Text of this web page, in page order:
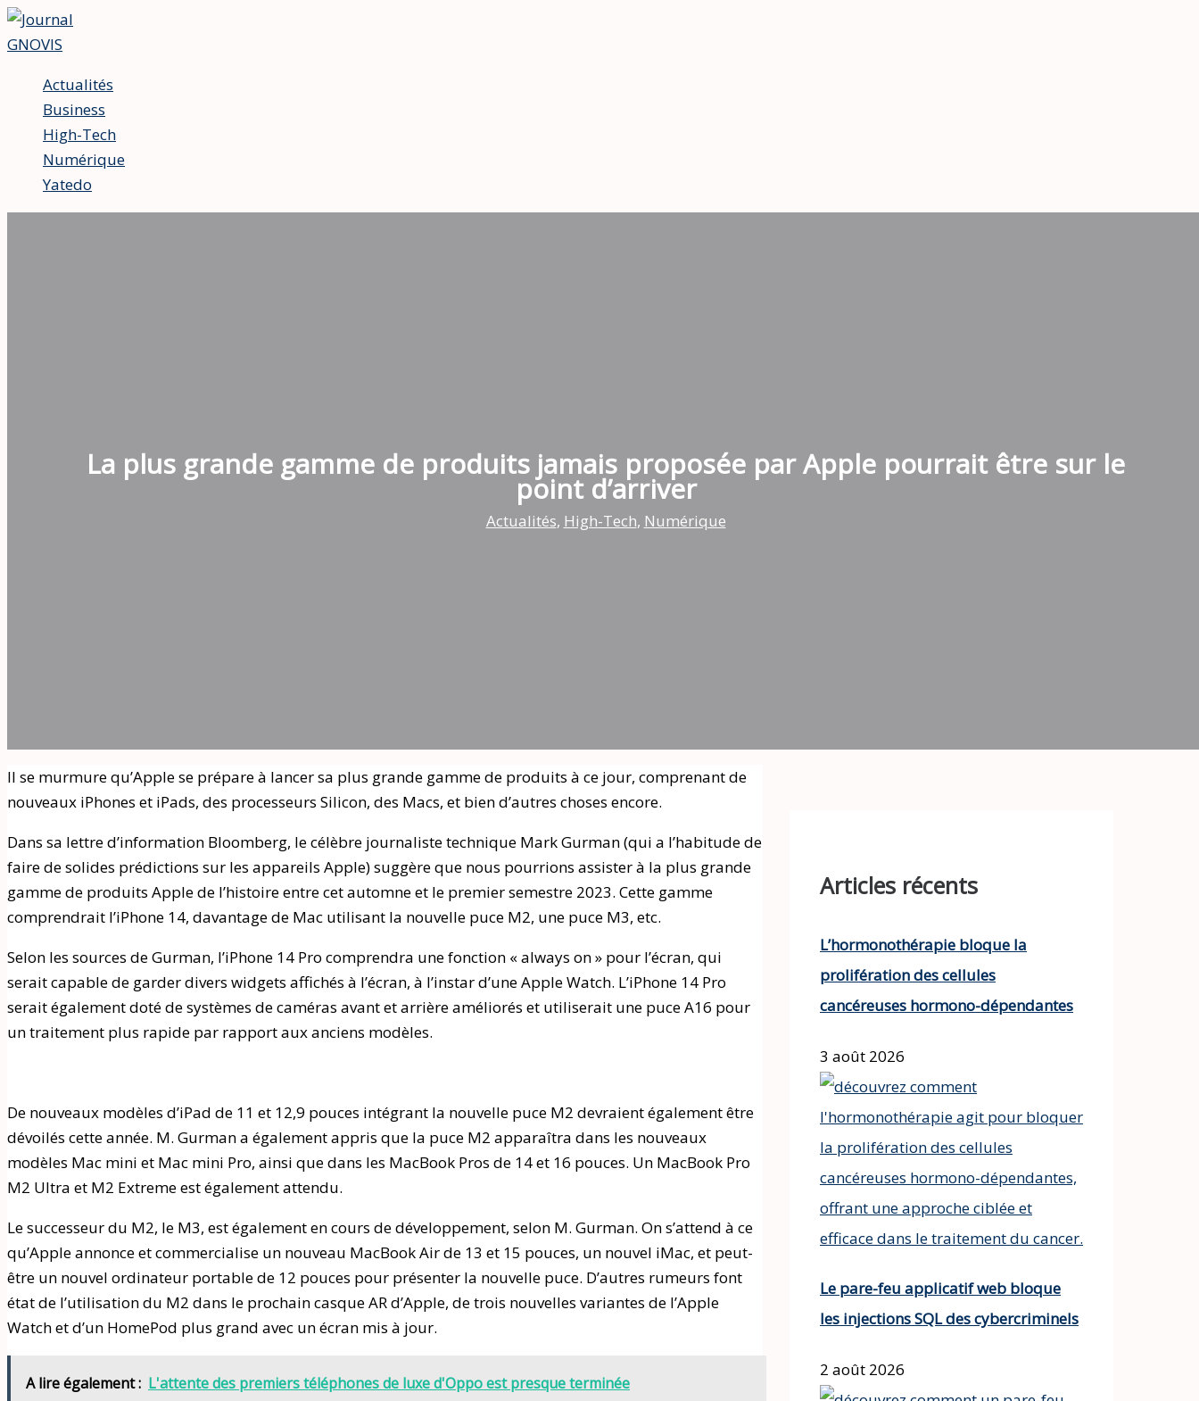
Aller
au
Actualités
Business
High-Tech
Numérique
Yatedo
La plus grande gamme de produits jamais proposée par Apple pourrait être sur le
point d’arriver
Actualités, High-Tech, Numérique
Il se murmure qu’Apple se prépare à lancer sa plus grande gamme de produits à ce jour, comprenant de
nouveaux iPhones et iPads, des processeurs Silicon, des Macs, et bien d’autres choses encore.
Dans sa lettre d’information Bloomberg, le célèbre journaliste technique Mark Gurman (qui a l’habitude de
faire de solides prédictions sur les appareils Apple) suggère que nous pourrions assister à la plus grande
gamme de produits Apple de l’histoire entre cet automne et le premier semestre 2023. Cette gamme
comprendrait l’iPhone 14, davantage de Mac utilisant la nouvelle puce M2, une puce M3, etc.
Selon les sources de Gurman, l’iPhone 14 Pro comprendra une fonction « always on » pour l’écran, qui
serait capable de garder divers widgets affichés à l’écran, à l’instar d’une Apple Watch. L’iPhone 14 Pro
serait également doté de systèmes de caméras avant et arrière améliorés et utiliserait une puce A16 pour
un traitement plus rapide par rapport aux anciens modèles.
De nouveaux modèles d’iPad de 11 et 12,9 pouces intégrant la nouvelle puce M2 devraient également être
dévoilés cette année. M. Gurman a également appris que la puce M2 apparaîtra dans les nouveaux
modèles Mac mini et Mac mini Pro, ainsi que dans les MacBook Pros de 14 et 16 pouces. Un MacBook Pro
M2 Ultra et M2 Extreme est également attendu.
Le successeur du M2, le M3, est également en cours de développement, selon M. Gurman. On s’attend à ce
qu’Apple annonce et commercialise un nouveau MacBook Air de 13 et 15 pouces, un nouvel iMac, et peut-
être un nouvel ordinateur portable de 12 pouces pour présenter la nouvelle puce. D’autres rumeurs font
état de l’utilisation du M2 dans le prochain casque AR d’Apple, de trois nouvelles variantes de l’Apple
Watch et d’un HomePod plus grand avec un écran mis à jour.
A lire également : L'attente des premiers téléphones de luxe d'Oppo est presque terminée
Articles récents
L’hormonothérapie bloque la
prolifération des cellules
cancéreuses hormono-dépendantes
3 août 2026
Le pare-feu applicatif web bloque
les injections SQL des cybercriminels
2 août 2026